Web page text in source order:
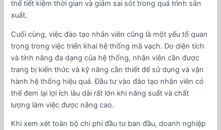
thể tiết kiệm thời gian và giảm sai sót trong quá trình sản
xuất.
Cuối cùng, việc đào tạo nhân viên cũng là một yếu tố quan
trọng trong việc triển khai hệ thống mã vạch. Do diện tích
và tính năng đa dạng của hệ thống, nhân viên cần được
trang bị kiến thức và kỹ năng cần thiết để sử dụng và vận
hành hệ thống hiệu quả. Đầu tư vào đào tạo nhân viên có
thể đem lại lợi ích lâu dài rất lớn khi năng suất và chất
lượng làm việc được nâng cao.
Khi xem xét toàn bộ chi phí đầu tư ban đầu, doanh nghiệp